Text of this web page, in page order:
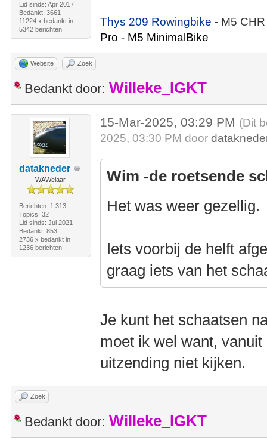
Lid sinds: Apr 2017
Bedankt: 3661
11224 x bedankt in
5342 berichten
Thys 209 Rowingbike- M5
Pro - M5 MinimalBike
Website Zoek
Bedankt door: Willeke_IGKT
datakneder
WAWelaar
Berichten: 1.313
Topics: 32
Lid sinds: Jul 2021
Bedankt: 853
2736 x bedankt in
1236 berichten
15-Mar-2025, 03:29 PM (Dit
2025, 03:30 PM door
Wim -de roetsende
Het was weer gezellig.
Iets voorbij de helft
graag iets van het
Je kunt het schaatsen
moet ik wel want,
uitzending niet kijken.
Zoek
Bedankt door: Willeke_IGKT